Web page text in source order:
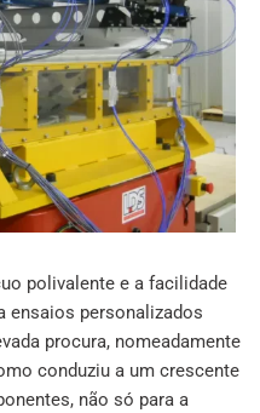
polivalente e a facilidade
ensaios personalizados
procura, nomeadamente
conduziu a um crescente
não só para a